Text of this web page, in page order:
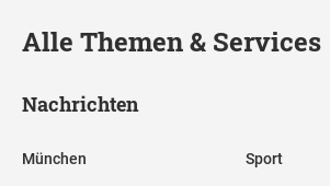
Alle Themen & Services
Nachrichten
München Sport